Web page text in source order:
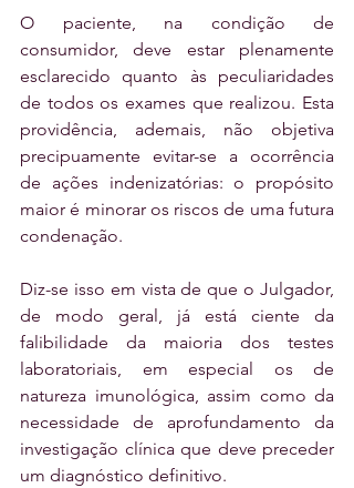
O paciente, na condição de
consumidor, deve estar plenamente
esclarecido quanto às peculiaridades
de todos os exames que realizou. Esta
providência, ademais, não objetiva
precipuamente evitar-se a ocorrência
de ações indenizatórias: o propósito
maior é minorar os riscos de uma futura
condenação.
Diz-se isso em vista de que o Julgador,
de modo geral, já está ciente da
falibilidade da maioria dos testes
laboratoriais, em especial os de
natureza imunológica, assim como da
necessidade de aprofundamento da
investigação clínica que deve preceder
um diagnóstico definitivo.